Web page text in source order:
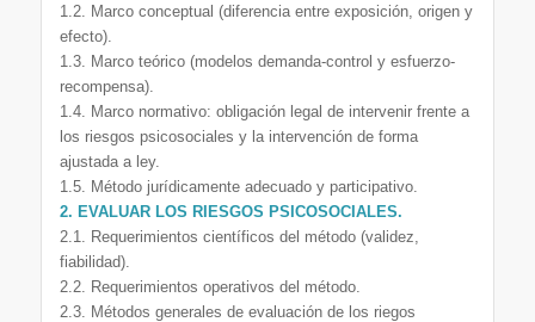
1.2. Marco conceptual (diferencia entre exposición, origen y
efecto).
1.3. Marco teórico (modelos demanda-control y esfuerzo-
recompensa).
1.4. Marco normativo: obligación legal de intervenir frente a
los riesgos psicosociales y la intervención de forma
ajustada a ley.
1.5. Método jurídicamente adecuado y participativo.
2. EVALUAR LOS RIESGOS PSICOSOCIALES.
2.1. Requerimientos científicos del método (validez,
fiabilidad).
2.2. Requerimientos operativos del método.
2.3. Métodos generales de evaluación de los riegos